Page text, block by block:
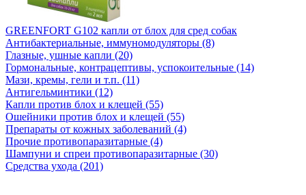
GREENFORT G102 капли от блох для сред собак
Антибактериальные, иммуномодуляторы (8)
Глазные, ушные капли (20)
Гормональные, контрацептивы, успокоительные (14)
Мази, кремы, гели и т.п. (11)
Антигельминтики (12)
Капли против блох и клещей (55)
Ошейники против блох и клещей (55)
Препараты от кожных заболеваний (4)
Прочие противопаразитарные (4)
Шампуни и спреи противопаразитарные (30)
Средства ухода (201)